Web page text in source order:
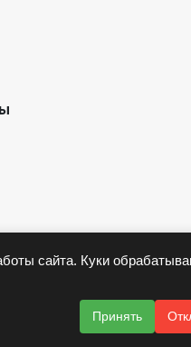
сайта. Куки
Принять